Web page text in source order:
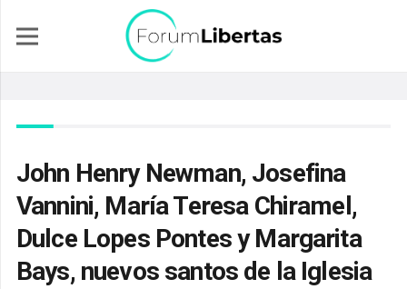
John Henry Newman, Josefina
Vannini, María Teresa Chiramel,
Dulce Lopes Pontes y Margarita
Bays, nuevos santos de la Iglesia